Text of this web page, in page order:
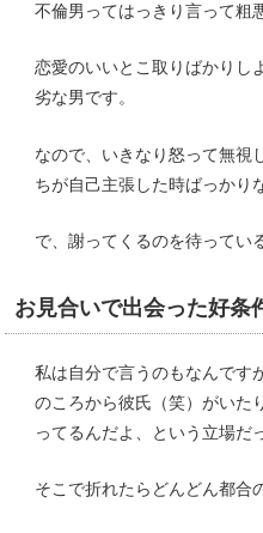
不倫男ってはっきり言って粗
恋愛のいいとこ取りばかりし
劣な男です。
なので、いきなり怒って無視
ちが自己主張した時ばっかり
で、謝ってくるのを待ってい
お見合いで出会った好条
私は自分で言うのもなんです
のころから彼氏（笑）がいた
ってるんだよ、という立場だ
そこで折れたらどんどん都合